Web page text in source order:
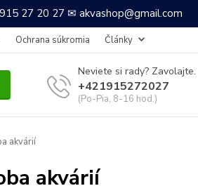
27 20 27 ✉ akvashop@gmail.com
Ochrana súkromia Články
Neviete si rady? Zavolajte.
+421915272027
(Po-Pia, 8-16 hod.)
akvárií
akvárií